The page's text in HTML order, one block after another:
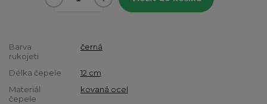
Barva
rukojeti
černá
Délka čepele
12 cm
Materiál
čepele
kovaná ocel